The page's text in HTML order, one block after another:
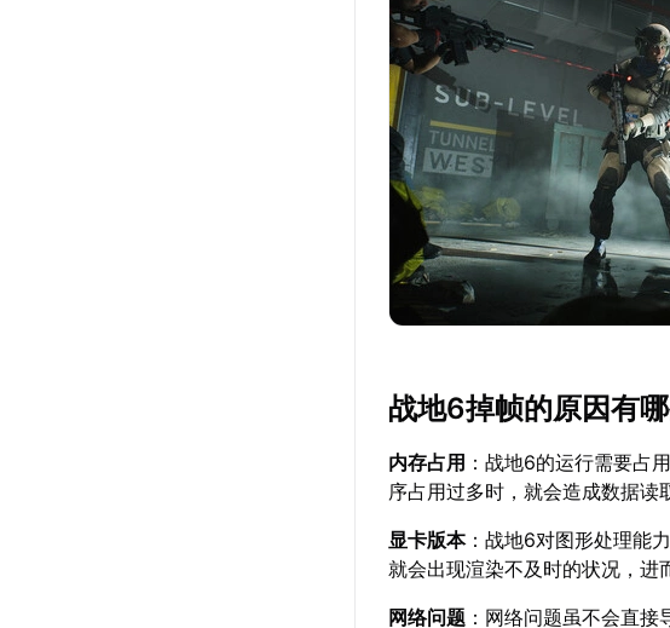
战地6掉帧的原因有
内存占用 ：战地6的运行需要占
序占用过多时，就会造成数据读
显卡版本：战地6对图形处理能
就会出现渲染不及时的状况，进
网络问题 ：网络问题虽不会直